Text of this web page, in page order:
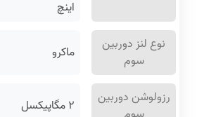
اینچ
نوع لنز دوربین
سوم
ماکرو
رزولوشن دوربین
۲ مگاپیکسل